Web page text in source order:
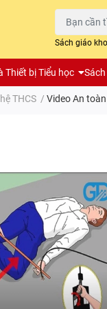
Sách giáo
Thiết bị Tiểu học
THCS / Video An